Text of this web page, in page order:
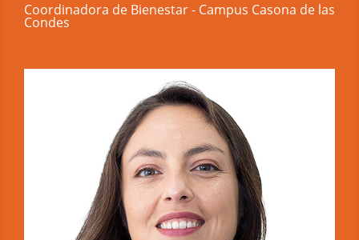
Coordinadora de Bienestar - Campus Casona de las
Condes